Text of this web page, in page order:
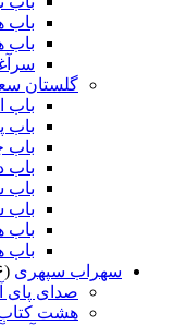
باب
باب
گلستان
باب
باب
باب
باب
باب
باب
باب
باب
سهراب سپهری (۱۳۶)
صدای پای
هشت